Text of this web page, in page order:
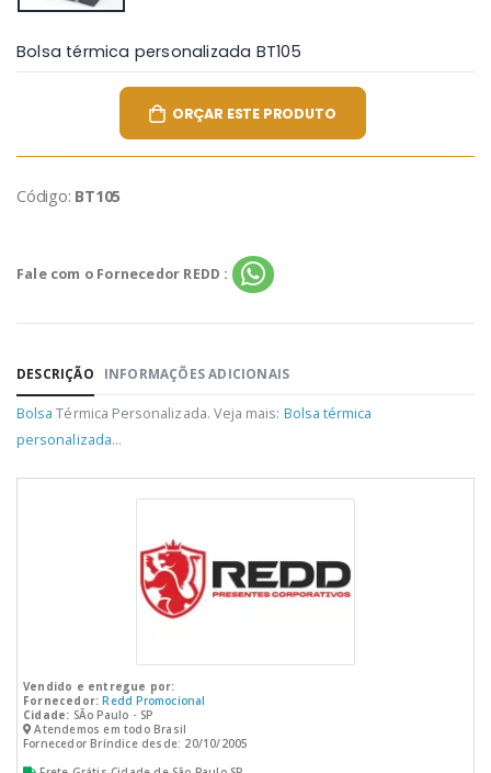
Bolsa térmica personalizada BT105
ORÇAR ESTE PRODUTO
Código: BT105
Fale com o Fornecedor REDD :
DESCRIÇÃO INFORMAÇÕES ADICIONAIS
Bolsa Térmica Personalizada. Veja mais: Bolsa térmica
personalizada...
Vendido e entregue por:
Fornecedor: Redd Promocional
Cidade: SÃo Paulo - SP
Atendemos em todo Brasil
Fornecedor Bríndice desde: 20/10/2005